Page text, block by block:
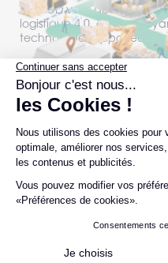
TIMCOD vous
logistique 4.0, en
technologies apportées
Temps de lecture : 3 min